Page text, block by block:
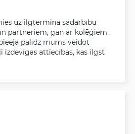
uz ilgtermiņa sadarbību
partneriem, gan ar kolēģiem.
palīdz mums veidot
izdevīgas attiecības, kas ilgst